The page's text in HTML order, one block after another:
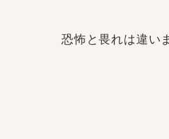
恐怖と畏れは違い